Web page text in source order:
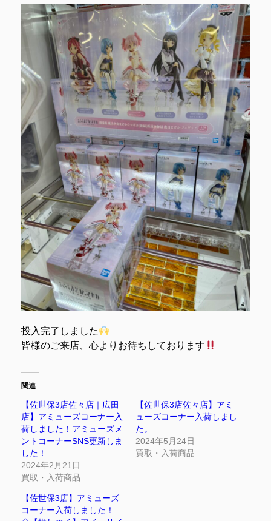
投入完了しました
皆様のご来店、心よりお待ちしております
関連
【佐世保3店佐々店｜広田
店】アミューズコーナー入
荷しました！アミューズメ
ントコーナーSNS更新しま
した！
2024年2月21日
買取・入荷商品
【佐世保3店佐々店】アミ
ューズコーナー入荷しまし
た。
2024年5月24日
買取・入荷商品
【佐世保3店】アミューズ
コーナー入荷しました！